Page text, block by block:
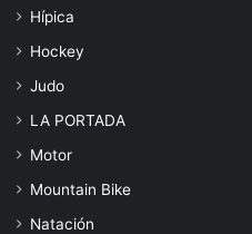
Hípica
Hockey
Judo
LA PORTADA
Motor
Mountain Bike
Natación